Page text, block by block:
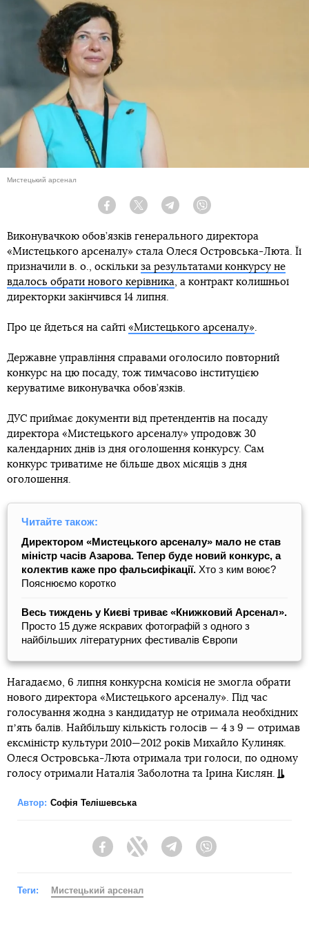
Мистецький арсенал
Facebook Twitter Telegram
Виконувачкою обов’язків генерального директора
«Мистецького арсеналу» стала Олеся Островська-Люта. Її
призначили в. о., оскільки за результатами конкурсу не
вдалось обрати нового керівника, а контракт колишньої
директорки закінчився 14 липня.
Про це йдеться на сайті «Мистецького арсеналу».
Державне управління справами оголосило повторний
конкурс на цю посаду, тож тимчасово інституцією
керуватиме виконувачка обов’язків.
ДУС приймає документи від претендентів на посаду
директора «Мистецького арсеналу» упродовж 30
календарних днів із дня оголошення конкурсу. Сам
конкурс триватиме не більше двох місяців з дня
оголошення.
Читайте також:
Директором «Мистецького арсеналу» мало не став
міністр часів Азарова. Тепер буде новий конкурс, а
колектив каже про фальсифікації. Хто з ким воює?
Пояснюємо коротко
Весь тиждень у Києві триває «Книжковий Арсенал».
Просто 15 дуже яскравих фотографій з одного з
найбільших літературних фестивалів Європи
Нагадаємо, 6 липня конкурсна комісія не змогла обрати
нового директора «Мистецького арсеналу». Під час
голосування жодна з кандидатур не отримала необхідних
пʼять балів. Найбільшу кількість голосів — 4 з 9 — отримав
ексміністр культури 2010—2012 років Михайло Кулиняк.
Олеся Островська-Люта отримала три голоси, по одному
голосу отримали Наталія Заболотна та Ірина Кислян.
Автор: Софія Телішевська
FacebookTwitter Telegram
Теги: Мистецький арсенал